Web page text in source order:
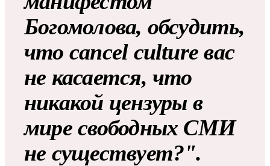
Богомолова, обсудить,
что cancel culture вас
не касается, что
никакой цензуры в
мире свободных СМИ
не существует?".